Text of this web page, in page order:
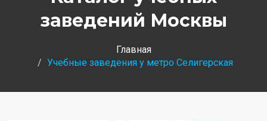
заведений Москвы
Главная
Учебные заведения у метро Селигерская